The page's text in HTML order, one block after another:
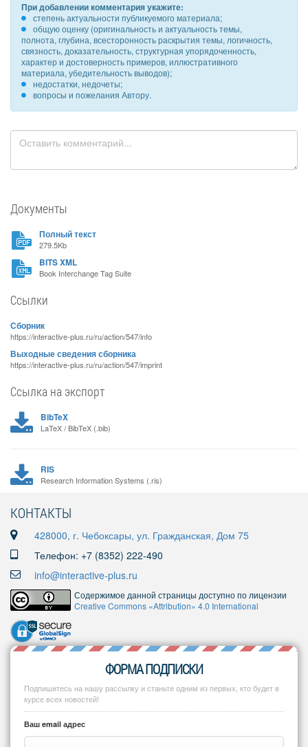
При добавлении комментария укажите:
степень актуальности публикуемого материала;
общую оценку (оригинальность и актуальность темы,
полнота, глубина, всесторонность раскрытия темы, логичность,
связность, доказательность, структурная упорядоченность,
характер и достоверность примеров, иллюстративного
материала, убедительность выводов);
недостатки, недочеты;
вопросы и пожелания Автору.
Документы
Полный текст
279.5Kb
BITS XML
Book Interchange Tag Suite
Ссылки
Сборник
https://interactive-plus.ru/ru/action/547/info
Выходные сведения сборника
https://interactive-plus.ru/ru/action/547/imprint
Ссылка на экспорт
BibTeX
LaTeX / BibTeX (.bib)
RIS
Research Information Systems (.ris)
КОНТАКТЫ
428000, г. Чебоксары, ул. Гражданская, Дом 75
Телефон: +7 (8352) 222-490
info@interactive-plus.ru
Содержимое данной страницы доступно по лицензии
Creative Commons «Attribution» 4.0 International
ФОРМА ПОДПИСКИ
Подпишитесь на нашу рассылку и станьте одним из первых, кто будет в
курсе всех новостей!
Ваш email адрес